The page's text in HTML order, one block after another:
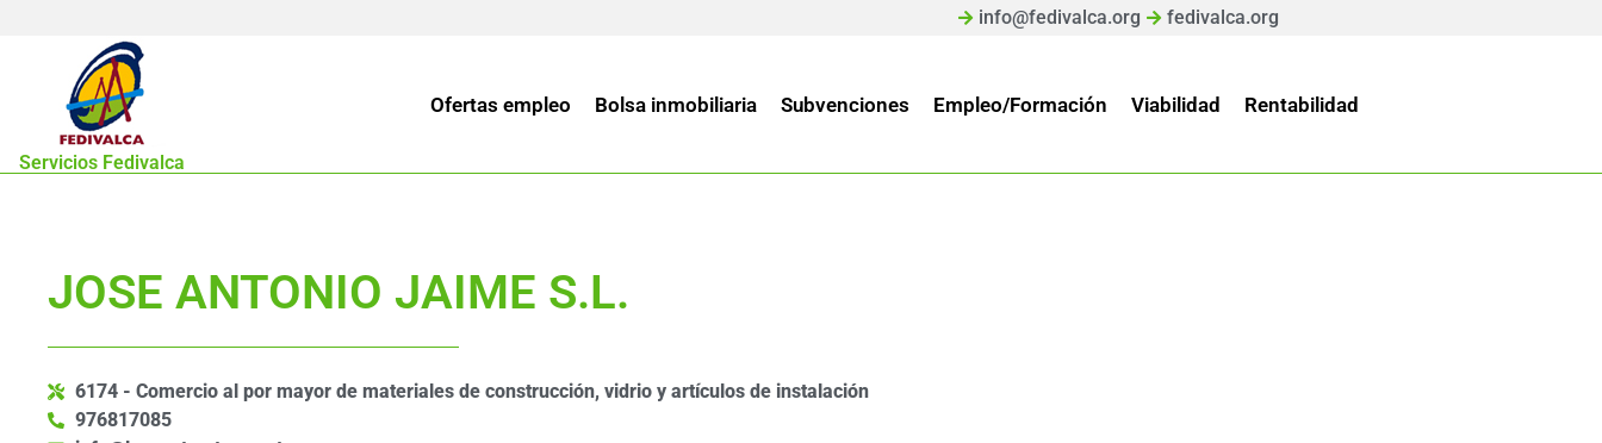
info@fedivalca.org fedivalca.org
Servicios Fedivalca
Ofertas empleo Bolsa inmobiliaria Subvenciones Empleo/Formación Viabilidad Rentabilidad
JOSE ANTONIO JAIME S.L.
6174 - Comercio al por mayor de materiales de construcción, vidrio y artículos de instalación
976817085